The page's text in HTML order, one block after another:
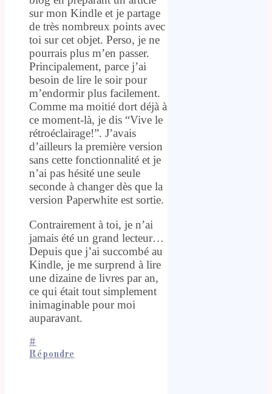
sur mon Kindle et je partage
de très nombreux points avec
toi sur cet objet. Perso, je ne
pourrais plus m’en passer.
Principalement, parce j’ai
besoin de lire le soir pour
m’endormir plus facilement.
Comme ma moitié dort déjà à
ce moment-là, je dis “Vive le
rétroéclairage!”. J’avais
d’ailleurs la première version
sans cette fonctionnalité et je
n’ai pas hésité une seule
seconde à changer dès que la
version Paperwhite est sortie.
Contrairement à toi, je n’ai
jamais été un grand lecteur…
Depuis que j’ai succombé au
Kindle, je me surprend à lire
une dizaine de livres par an,
ce qui était tout simplement
inimaginable pour moi
auparavant.
#
Répondre